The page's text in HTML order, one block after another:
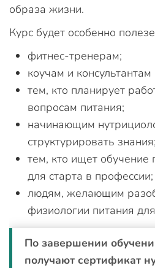
образа жизни.
Курс будет особенно
фитнес-тренерам;
коучам и
тем, кто планирует
вопросам питания;
начинающим
структурировать знания;
тем, кто ищет обучение
для старта в профессии;
людям, желающим
физиологии питания
По завершении
получают сертификат